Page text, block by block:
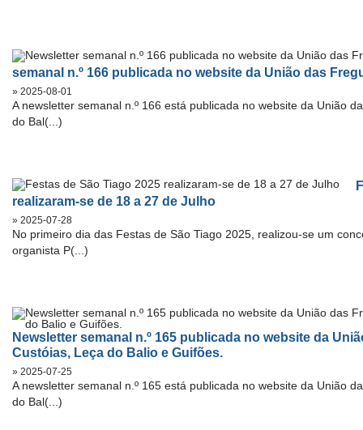
semanal n.º 166 publicada no website da União das
» 2025-08-01
A newsletter semanal n.º 166 está publicada no website da União
do Bal(...)
realizaram-se de 18 a 27 de Julho
» 2025-07-28
No primeiro dia das Festas de São Tiago 2025, realizou-se um
organista P(...)
Newsletter semanal n.º 165 publicada no website da
Custóias, Leça do Balio e Guifões.
» 2025-07-25
A newsletter semanal n.º 165 está publicada no website da União
do Bal(...)